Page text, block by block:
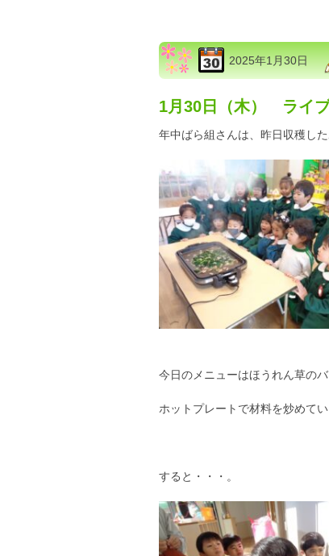
2025年1月30日
1月30日（木） ライブ
年中ばら組さんは、昨日収穫し
今日のメニューはほうれん草のバ
ホットプレートで材料を炒めて
すると・・・。